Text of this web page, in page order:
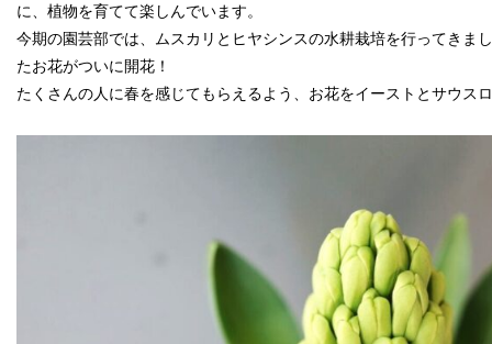
に、植物を育てて楽しんでいます。
今期の園芸部では、ムスカリとヒヤシンスの水耕栽培を行ってきま
たお花がついに開花！
たくさんの人に春を感じてもらえるよう、お花をイーストとサウス